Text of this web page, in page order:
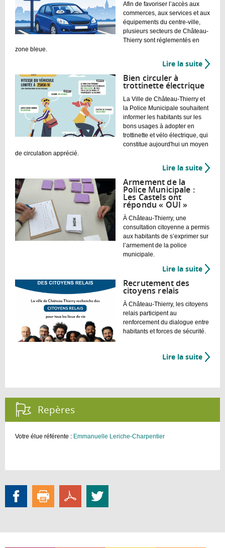
Afin de favoriser l’accès aux
commerces, aux services et aux
équipements du centre-ville,
plusieurs secteurs de Château-
Thierry sont réglementés en
zone bleue.
Lire la suite de
bleue
:
à
je
mets
disque
Bien circuler à
trottinette électrique
La Ville de Château-Thierry et
la Police Municipale souhaitent
informer les habitants sur les
bons usages à adopter en
trottinette et vélo électrique, qui
constitue aujourd'hui un moyen
de circulation apprécié.
Lire la suite de
Armement de la
Police Municipale :
Les Castels ont
répondu « OUI »
À Château-Thierry, une
consultation citoyenne a permis
aux habitants de s’exprimer sur
l’armement de la police
municipale.
Lire la suite de
la
:
ont
OUI
Recrutement des
citoyens relais
À Château-Thierry, les citoyens
relais participent au
renforcement du dialogue entre
habitants et forces de sécurité.
Lire la suite de
relais
Repères :
Votre élue référente : Emmanuelle Leriche-Charpentier